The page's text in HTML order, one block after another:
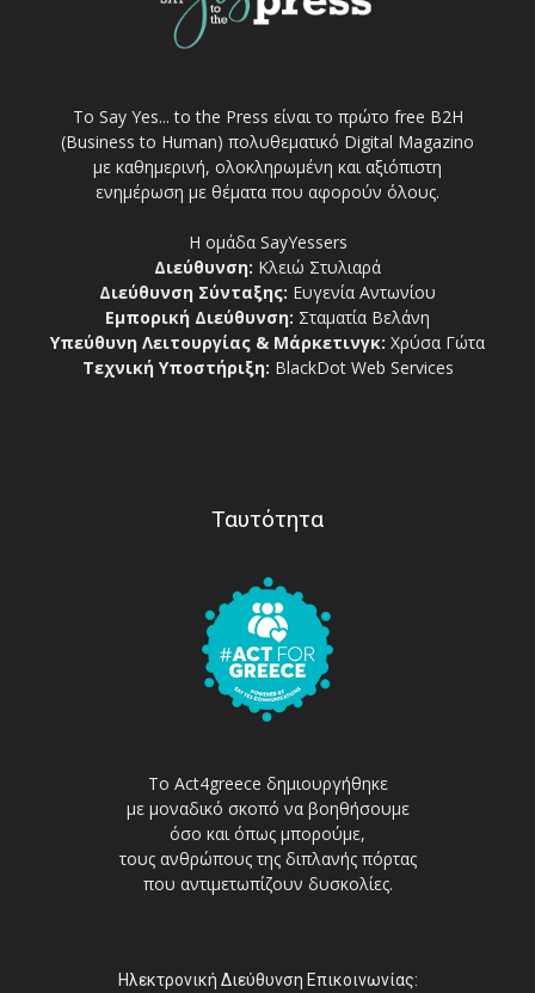
Το Say Yes... to the Press είναι το πρώτο free Β2Η
(Business to Human) πολυθεματικό Digital Magazino
με καθημερινή, ολοκληρωμένη και αξιόπιστη
ενημέρωση με θέματα που αφορούν όλους.
Η ομάδα SayYessers
Διεύθυνση: Κλειώ Στυλιαρά
Διεύθυνση Σύνταξης: Ευγενία Αντωνίου
Εμπορική Διεύθυνση: Σταματία Βελάνη
Υπεύθυνη Λειτουργίας & Μάρκετινγκ: Χρύσα Γώτα
Τεχνική Υποστήριξη: BlackDot Web Services
Ταυτότητα
Το Act4greece δημιουργήθηκε
με μοναδικό σκοπό να βοηθήσουμε
όσο και όπως μπορούμε,
τους ανθρώπους της διπλανής πόρτας
που αντιμετωπίζουν δυσκολίες.
Ηλεκτρονική Διεύθυνση Επικοινωνίας: